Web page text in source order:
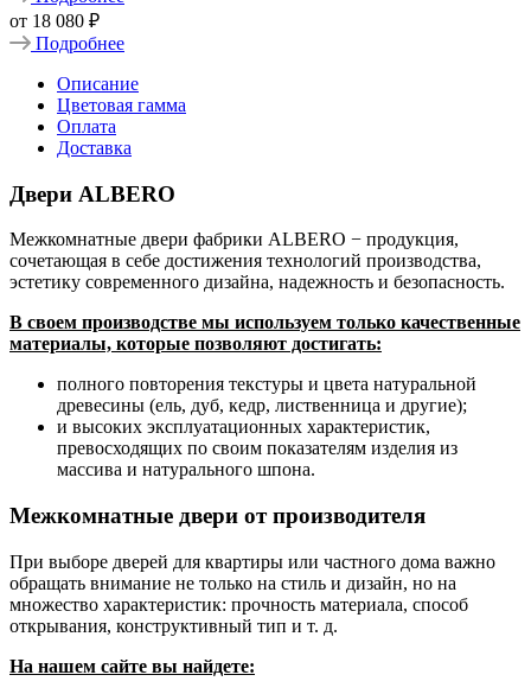
от 18 080 ₽
Подробнее
Описание
Цветовая гамма
Оплата
Доставка
Двери ALBERO
Межкомнатные двери фабрики ALBERO − продукция,
сочетающая в себе достижения технологий производства,
эстетику современного дизайна, надежность и безопасность.
В своем производстве мы используем только качественные
материалы, которые позволяют достигать:
полного повторения текстуры и цвета натуральной
древесины (ель, дуб, кедр, лиственница и другие);
и высоких эксплуатационных характеристик,
превосходящих по своим показателям изделия из
массива и натурального шпона.
Межкомнатные двери от производителя
При выборе дверей для квартиры или частного дома важно
обращать внимание не только на стиль и дизайн, но на
множество характеристик: прочность материала, способ
открывания, конструктивный тип и т. д.
На нашем сайте вы найдете: